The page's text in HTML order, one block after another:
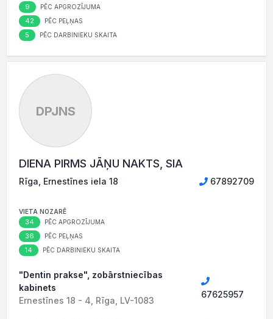
9 PĒC APGROZĪJUMA
42 PĒC PEĻŅAS
5 PĒC DARBINIEKU SKAITA
DPJNS
DIENA PIRMS JĀŅU NAKTS, SIA
Rīga, Ernestīnes iela 18 67892709
VIETA NOZARĒ
34 PĒC APGROZĪJUMA
36 PĒC PEĻŅAS
14 PĒC DARBINIEKU SKAITA
"Dentin prakse", zobārstniecības
kabinets
Ernestīnes 18 - 4, Rīga, LV-1083
67625957